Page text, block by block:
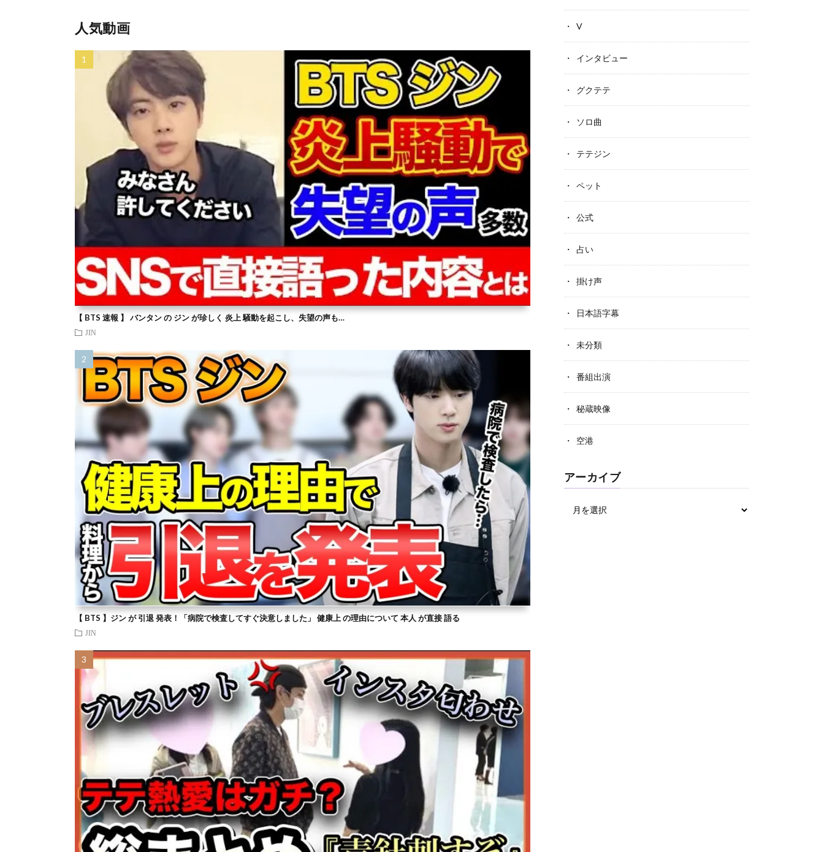
人気動画
【 BTS 速報 】 バンタン の ジン が珍しく 炎上 騒動を起こし、失望の声も…
JIN
【 BTS 】ジン が 引退 発表！「病院で検査してすぐ決意しました」 健康上 の理由について 本人 が直接 語る
JIN
V
インタビュー
グクテテ
ソロ曲
テテジン
ペット
公式
占い
掛け声
日本語字幕
未分類
番組出演
秘蔵映像
空港
アーカイブ